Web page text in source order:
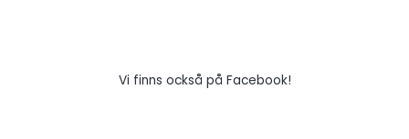
Vi finns också på Facebook!